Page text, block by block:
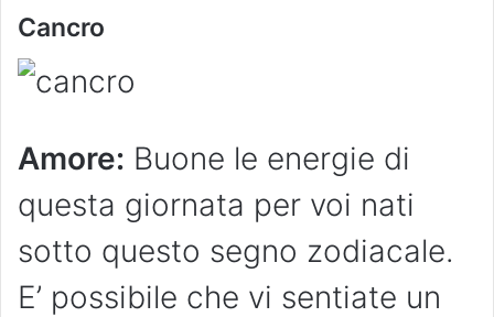
Cancro
Amore: Buone le energie di
questa giornata per voi nati
sotto questo segno zodiacale.
E’ possibile che vi sentiate un